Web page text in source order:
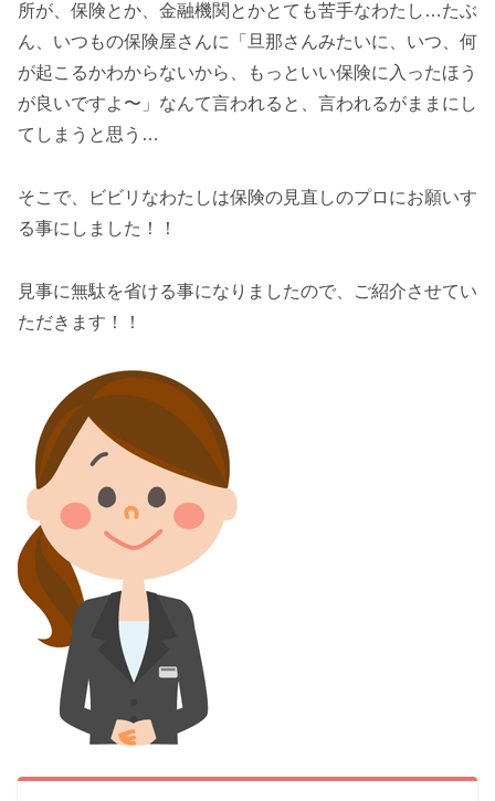
所が、保険とか、金融機関とかとても苦手なわたし…たぶ
ん、いつもの保険屋さんに「旦那さんみたいに、いつ、何
が起こるかわからないから、もっといい保険に入ったほう
が良いですよ〜」なんて言われると、言われるがままにし
てしまうと思う…
そこで、ビビリなわたしは保険の見直しのプロにお願いす
る事にしました！！
見事に無駄を省ける事になりましたので、ご紹介させてい
ただきます！！